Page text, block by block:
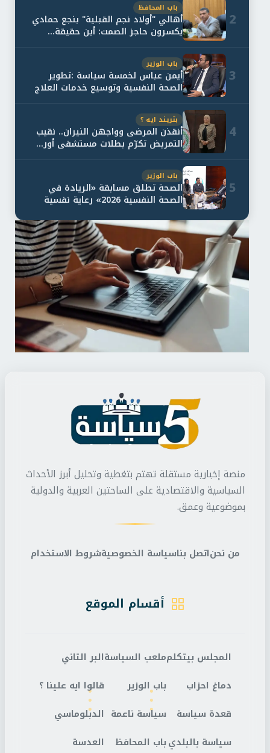
2
باب المحافظ
أهالي "أولاد نجم القبلية" بنجع حمادي
يكسرون حاجز الصمت: أين حقيقة...
3
باب الوزير
أيمن عباس لخمسة سياسة :تطوير
الصحة النفسية وتوسيع خدمات العلاج
4
بتريند ايه ؟
أنقذن المرضى وواجهن النيران.. نقيب
التمريض تكرّم بطلات مستشفى أور...
5
باب الوزير
الصحة تطلق مسابقة «الريادة في
الصحة النفسية 2026» رعاية نفسية
منصة إخبارية مستقلة تهتم بتغطية وتحليل أبرز الأحداث
السياسية والاقتصادية على الساحتين العربية والدولية
بموضوعية وعمق.
من نحناتصل بناسياسة الخصوصيةشروط الاستخدام
أقسام الموقع
المجلس بيتكلم
دماغ احزاب
قعدة سياسة
سياسة بالبلدي
ملعب السياسة
باب الوزير
سياسة ناعمة
باب المحافظ
البر التاني
قالوا ايه علينا ؟
الدبلوماسي
العدسة